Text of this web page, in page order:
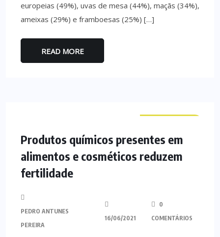
europeias (49%), uvas de mesa (44%), maçãs (34%),
ameixas (29%) e framboesas (25%) […]
READ MORE
Produtos químicos presentes em
alimentos e cosméticos reduzem
fertilidade
PEDRO ANTUNES
PEREIRA
16/06/2021
0
COMENTÁRIOS